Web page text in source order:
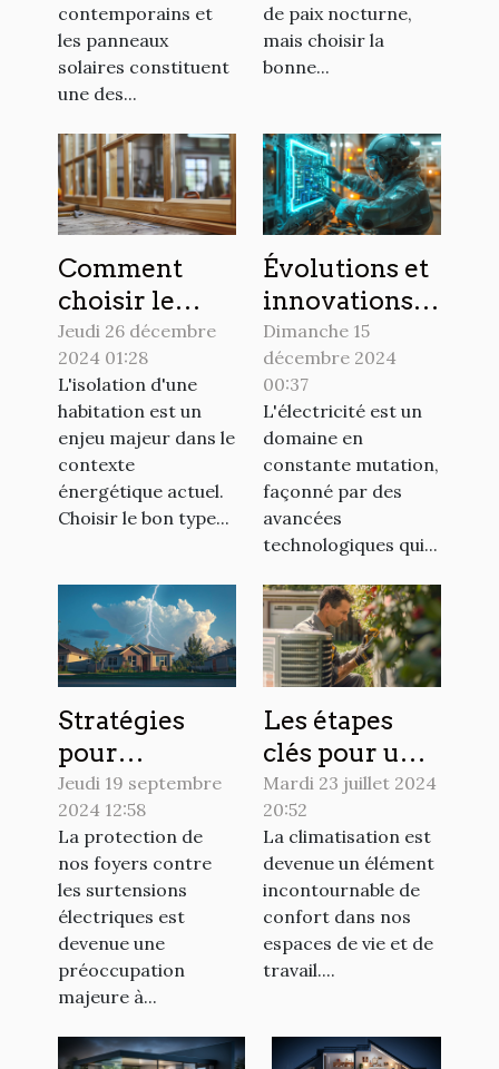
contemporains et
les panneaux
solaires constituent
une des...
de paix nocturne,
mais choisir la
bonne...
Comment
choisir le
meilleur bois
triple vitrage
pour une
isolation
optimale
Jeudi 26 décembre
2024 01:28
L'isolation d'une
habitation est un
enjeu majeur dans le
contexte
énergétique actuel.
Choisir le bon type...
Évolutions et
innovations
dans
l'installation
électrique
moderne
Dimanche 15
décembre 2024
00:37
L'électricité est un
domaine en
constante mutation,
façonné par des
avancées
technologiques qui...
Stratégies
pour
minimiser les
risques de
surtension
dans votre
maison
Jeudi 19 septembre
2024 12:58
La protection de
nos foyers contre
les surtensions
électriques est
devenue une
préoccupation
majeure à...
Les étapes
clés pour une
intervention
rapide en
climatisation
Mardi 23 juillet 2024
20:52
La climatisation est
devenue un élément
incontournable de
confort dans nos
espaces de vie et de
travail....